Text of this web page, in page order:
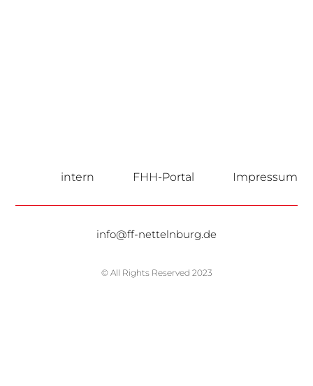
intern FHH-Portal Impressum
info@ff-nettelnburg.de
© All Rights Reserved 2023